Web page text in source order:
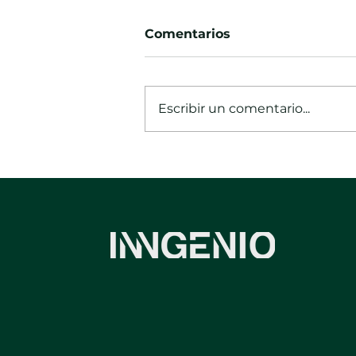
Valencia para equipos
Comentarios
Escribir un comentario...